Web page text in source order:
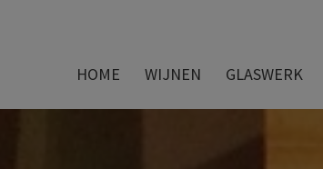
HOME WIJNEN GLASWERK